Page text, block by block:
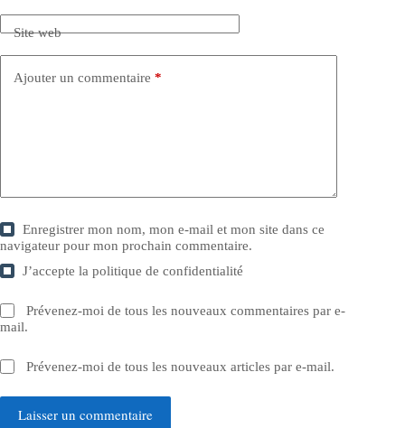
Site web
Ajouter un commentaire *
Enregistrer mon nom, mon e-mail et mon site dans ce
navigateur pour mon prochain commentaire.
J’accepte lapolitique de confidentialité
Prévenez-moi de tous les nouveaux commentaires par e-
mail.
Prévenez-moi de tous les nouveaux articles par e-mail.
Laisser un commentaire